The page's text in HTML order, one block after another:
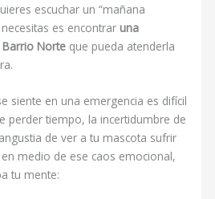
escuchar un “mañana
es encontrar una
Norte que pueda atenderla
siente en una emergencia es difícil
perder tiempo, la incertidumbre de
de ver a tu mascota sufrir
medio de ese caos emocional,
tu mente: